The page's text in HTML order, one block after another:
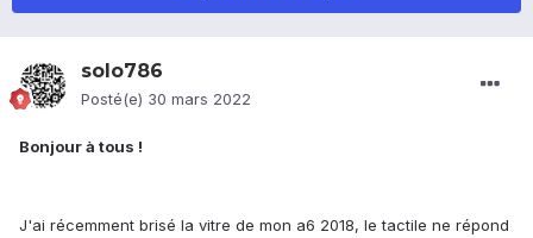
solo786
Posté(e) 30 mars 2022
Bonjour à tous !
J'ai récemment brisé la vitre de mon a6 2018, le tactile ne répond